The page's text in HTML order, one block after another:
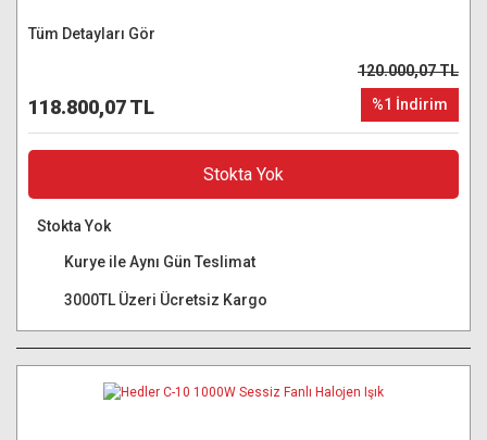
Tüm Detayları Gör
118.800,07 TL
120.000,07 TL
%1 İndirim
Stokta Yok
Stokta Yok
Kurye ile Aynı Gün Teslimat
3000TL Üzeri Ücretsiz Kargo